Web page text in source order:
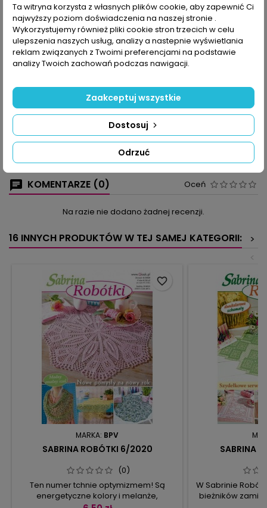
OPIS SZCZEGÓŁY PRODUKTU
Nadeszła jesień i jeśli kogoś zasmuca wiadomość, że słoneczko
nie grzeje już tak jak latem, temu polecamy modele z tego
najpiękniejszej porze roku i pozwolą radośnie przezimować.
Na stronach 14-17 znajdziecie coś niedrogiego, co wspaniale
ozdobi kuchnię, co również idealnie nadaje się jako prezent dla
W tym wydaniu czeka też wiele innych niespodzianek i wyzwań,
dlatego zachęcamy do szydełkowania bieżników, serwetek i
dodatków wystroju wnętrza.
KOMENTARZE (0) Oceń
Na razie nie dodano żadnej recenzji.
16 INNYCH PRODUKTÓW W TEJ SAMEJ KATEGORII:
>
<
MARKA: BPV
SABRINA ROBÓTKI 6/2020
(0)
Ten numer tchnie optymizmem! Są
energetyczne kolory i melanże,
favorite_border
SABRINA
W Sabrinie
bieżników
Ta witryna korzysta z własnych plików cookie, aby zapewnić Ci
najwyższy poziom doświadczenia na naszej stronie .
Wykorzystujemy również pliki cookie stron trzecich w celu
ulepszenia naszych usług, analizy a nastepnie wyświetlania
reklam związanych z Twoimi preferencjami na podstawie
analizy Twoich zachowań podczas nawigacji.
Odrzuć
Dostosuj
Zaakceptuj wszystkie